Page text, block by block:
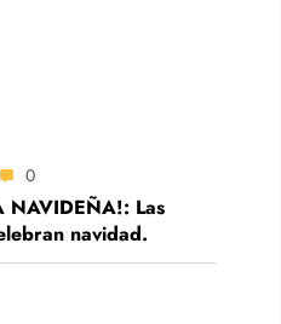
0
NAVIDEÑA!: Las
navidad.